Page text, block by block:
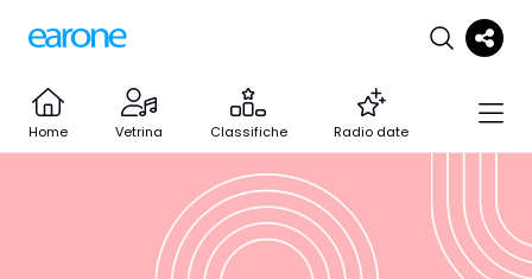
Home Vetrina Classifiche Radio date